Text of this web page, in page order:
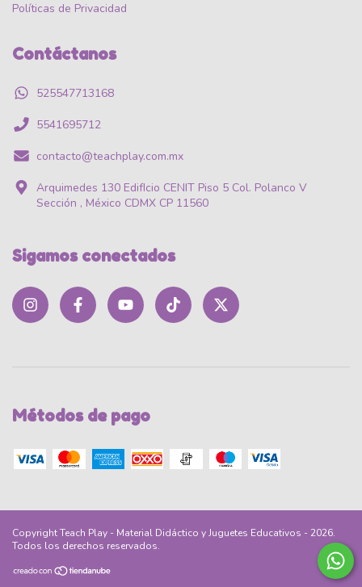
Políticas de Privacidad
Contáctanos
525547713168
5541695712
contacto@teachplay.com.mx
Arquimedes 130 EdifIcio CENIT Piso 5 Col. Polanco V
Sección , México CDMX CP 11560
Sigamos conectados
Métodos de pago
Copyright Teach Play - Material Didáctico y Juguetes Educativos - 2026.
Todos los derechos reservados.